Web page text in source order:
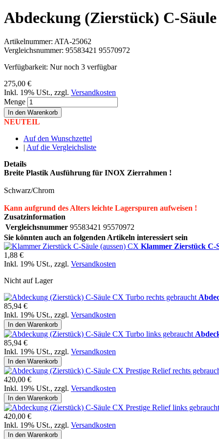
Abdeckung (Zierstück) C-
Artikelnummer: ATA-25062
Vergleichsnummer: 95583421 95570972
Verfügbarkeit: Nur noch 3 verfügbar
275,00 €
Inkl. 19% USt., zzgl. Versandkosten
Menge
In den Warenkorb
NEUTEIL
Auf den Wunschzettel
| Auf die Vergleichsliste
Details
Breite Plastik Ausführung für INOX Zierrahmen !
Schwarz/Chrom
Kann aufgrund des Alters leichte Lagerspuren aufweisen !
Zusatzinformation
Vergleichsnummer 95583421 95570972
Sie könnten auch an folgenden Artikeln interessiert sein
Klammer Zierstück C-
1,88 €
Inkl. 19% USt., zzgl. Versandkosten
Nicht auf Lager
85,94 €
Inkl. 19% USt., zzgl. Versandkosten
In den Warenkorb
85,94 €
Inkl. 19% USt., zzgl. Versandkosten
In den Warenkorb
420,00 €
Inkl. 19% USt., zzgl. Versandkosten
In den Warenkorb
420,00 €
Inkl. 19% USt., zzgl. Versandkosten
In den Warenkorb